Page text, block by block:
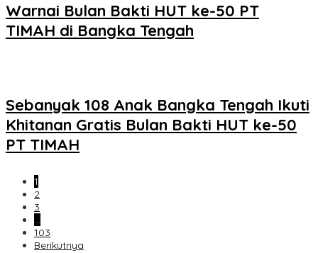
Warnai Bulan Bakti HUT ke-50 PT
TIMAH di Bangka Tengah
Sebanyak 108 Anak Bangka Tengah Ikuti
Khitanan Gratis Bulan Bakti HUT ke-50
PT TIMAH
1
2
3
…
103
Berikutnya